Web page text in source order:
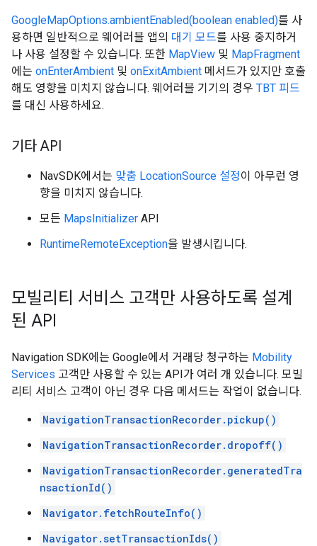
GoogleMapOptions.ambientEnabled(boolean enabled)를 사
용하면 일반적으로 웨어러블 앱의 대기 모드를 사용 중지하거
나 사용 설정할 수 있습니다. 또한 MapView 및 MapFragment
에는 onEnterAmbient 및 onExitAmbient 메서드가 있지만 호출
해도 영향을 미치지 않습니다. 웨어러블 기기의 경우 TBT 피드
를 대신 사용하세요.
기타 API
NavSDK에서는 맞춤 LocationSource 설정이 아무런 영
향을 미치지 않습니다.
모든 MapsInitializer API
RuntimeRemoteException을 발생시킵니다.
모빌리티 서비스 고객만 사용하도록 설계
된 API
Navigation SDK에는 Google에서 거래당 청구하는 Mobility
Services 고객만 사용할 수 있는 API가 여러 개 있습니다. 모빌
리티 서비스 고객이 아닌 경우 다음 메서드는 작업이 없습니다.
NavigationTransactionRecorder.pickup()
NavigationTransactionRecorder.dropoff()
NavigationTransactionRecorder.generatedTra
nsactionId()
Navigator.fetchRouteInfo()
Navigator.setTransactionIds()